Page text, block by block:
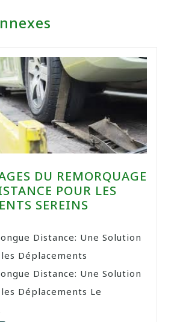
DU REMORQUAGE
POUR LES
SEREINS
Distance: Une Solution
Déplacements
Distance: Une Solution
Déplacements Le